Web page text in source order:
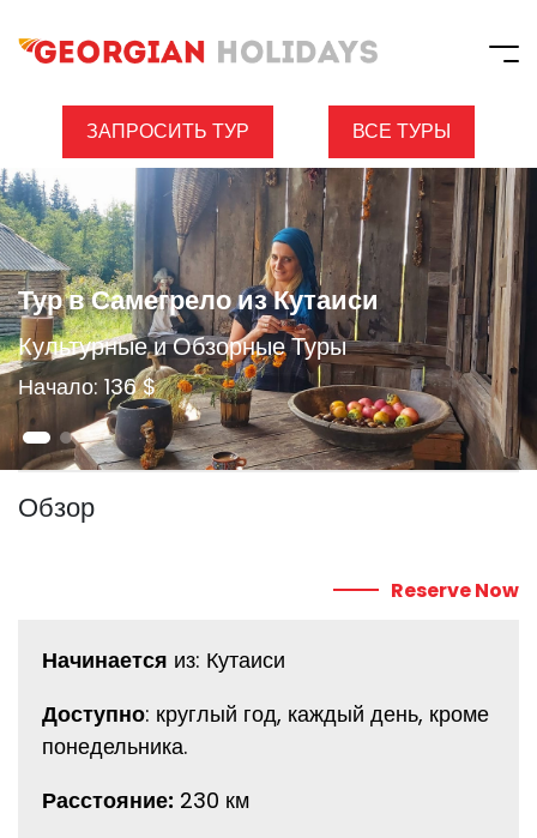
ЗАПРОСИТЬ ТУР ВСЕ ТУРЫ
Тур в Самегрело из Кутаиси
Культурные и Обзорные Туры
Начало: 136 $
Обзор
Reserve Now
Начинается из: Кутаиси
Доступно: круглый год, каждый день, кроме
понедельника.
Расстояние: 230 км